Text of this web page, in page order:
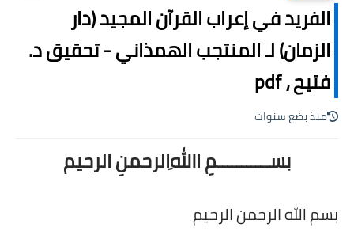
الفريد في إعراب القرآن المجيد (دار
الزمان) لـ المنتجب الهمذاني - تحقيق د.
فتيح ، pdf
منذ بضع سنوات
بســـــــــــمِ اﷲِالرحمنِ الرحيم
بسم الله الرحمن الرحيم